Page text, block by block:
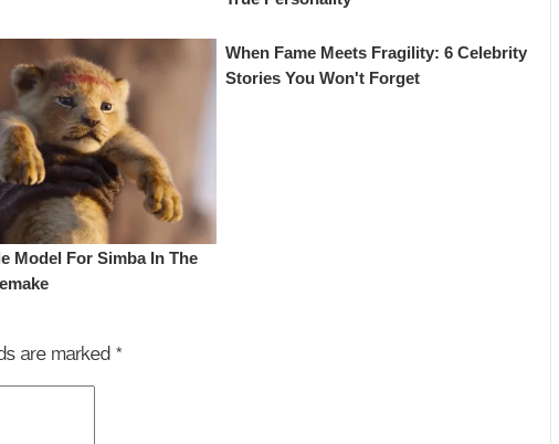
are marked *